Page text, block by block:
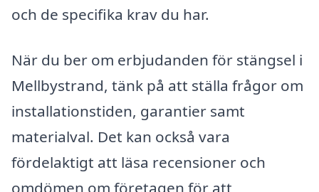
och de specifika krav du har.
När du ber om erbjudanden för stängsel i
Mellbystrand, tänk på att ställa frågor om
installationstiden, garantier samt
materialval. Det kan också vara
fördelaktigt att läsa recensioner och
omdömen om företagen för att